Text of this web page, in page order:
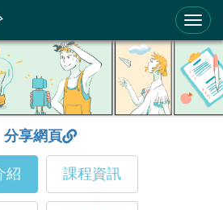
才輔助系統
分享網頁
紹 課程資訊